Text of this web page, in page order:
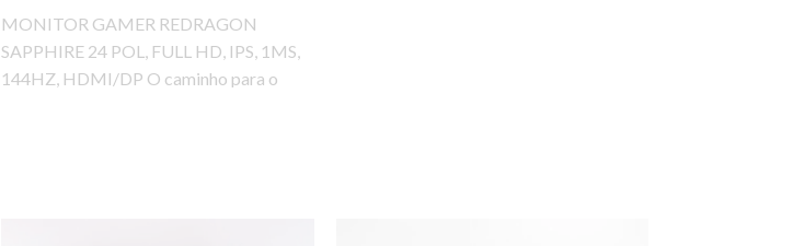
MONITOR GAMER REDRAGON
SAPPHIRE 24 POL, FULL HD, IPS, 1MS,
144HZ, HDMI/DP O caminho para o